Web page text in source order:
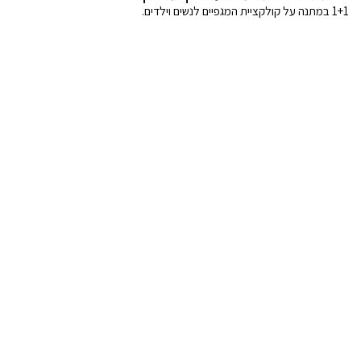
1+1 במתנה על קולקציית המגפיים לנשים וילדים.